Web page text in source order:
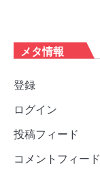
メタ情報
登録
ログイン
投稿フィード
コメントフィード